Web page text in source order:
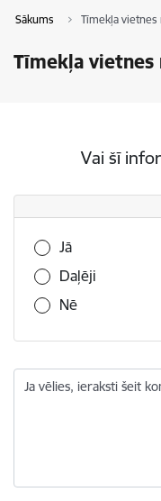
Sākums Tīmekļa
Tīmekļa
Vai šī
Vai šī informācija
Jā
Daļēji
Nē
Ja vēlies, ieraksti šeit